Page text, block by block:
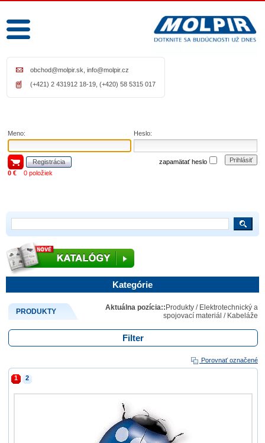
obchod@molpir.sk info@molpir.cz
(+421) 2 431912 18-19, (+420) 58 5315 017
Meno: Heslo:
Registrácia Prihlásiť
zapamätať heslo
0 € 0 položiek
Kategórie
PRODUKTY Aktuálna pozícia:: Produkty / Elektrotechnický a
spojovací materiál / Kabeláže
Filter
Porovnať označené
1 2